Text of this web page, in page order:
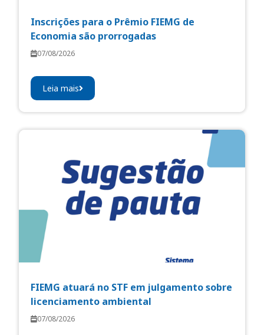
Inscrições para o Prêmio FIEMG de
Economia são prorrogadas
07/08/2026
Leia mais
FIEMG atuará no STF em julgamento sobre
licenciamento ambiental
07/08/2026